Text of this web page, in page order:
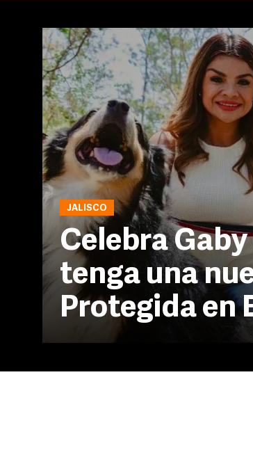
JALISCO
Celebra
tenga una
Protegida en